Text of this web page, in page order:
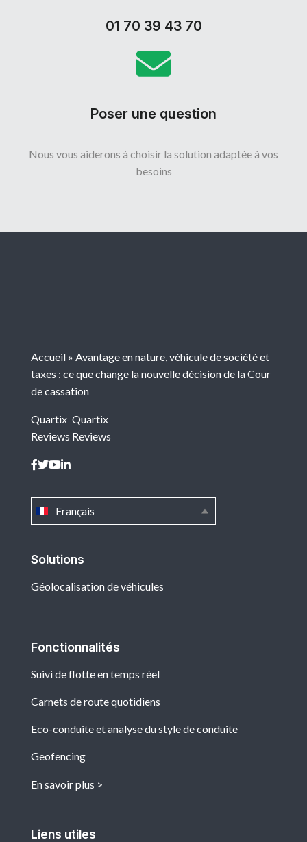
01 70 39 43 70
Poser une question
Nous vous aiderons à choisir la solution adaptée à vos
besoins
Solutions
Géolocalisation de véhicules
Fonctionnalités
Suivi de flotte en temps réel
Carnets de route quotidiens
Eco-conduite et analyse du style de conduite
Geofencing
En savoir plus
Liens utiles
Français
Accueil » Avantage en nature, véhicule de société et
taxes : ce que change la nouvelle décision de la Cour
de cassation
Quartix
Reviews
Quartix
Reviews